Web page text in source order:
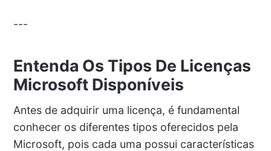
---
Entenda Os Tipos De Licenças
Microsoft Disponíveis
Antes de adquirir uma licença, é fundamental
conhecer os diferentes tipos oferecidos pela
Microsoft, pois cada uma possui características